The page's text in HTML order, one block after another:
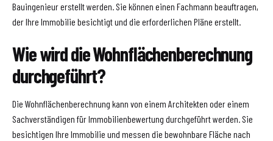
Bauingenieur erstellt werden. Sie können einen Fachmann beauftragen,
der Ihre Immobilie besichtigt und die erforderlichen Pläne erstellt.
Wie wird die Wohnflächenberechnung
durchgeführt?
Die Wohnflächenberechnung kann von einem Architekten oder einem
Sachverständigen für Immobilienbewertung durchgeführt werden. Sie
besichtigen Ihre Immobilie und messen die bewohnbare Fläche nach